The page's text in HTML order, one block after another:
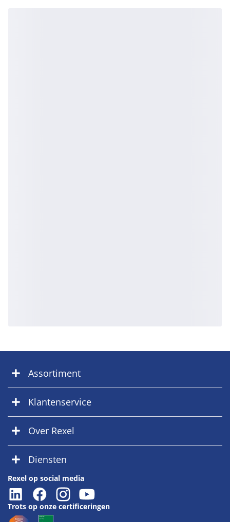
Assortiment
Klantenservice
Over Rexel
Diensten
Rexel op social media
Trots op onze certificeringen